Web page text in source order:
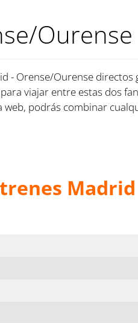
Ourense
- Orense/Ourense
viajar entre estas dos
podrás combinar